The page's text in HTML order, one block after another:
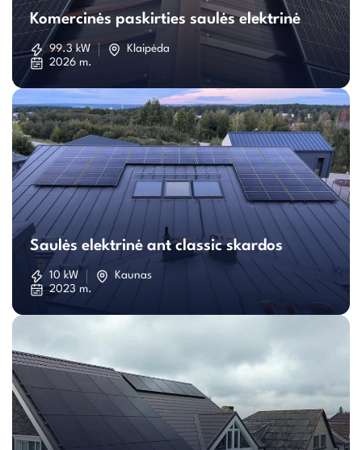
paskirties
saulės
Komercinės paskirties saulės elektrinė
99.3 kW
Klaipėda
2026 m.
Saulės
elektrinė
Saulės elektrinė ant classic skardos
10 kW
Kaunas
2023 m.
Šlaitinio